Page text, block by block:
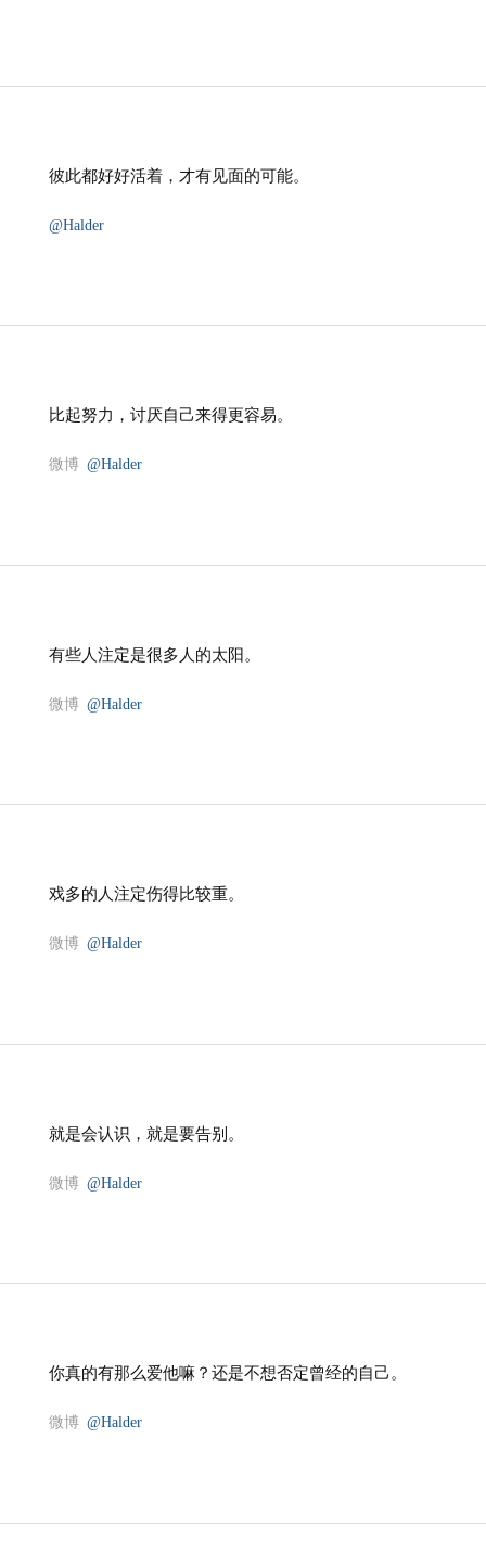
彼此都好好活着，才有见面的可能。
@Halder
比起努力，讨厌自己来得更容易。
微博 @Halder
有些人注定是很多人的太阳。
微博 @Halder
戏多的人注定伤得比较重。
微博 @Halder
就是会认识，就是要告别。
微博 @Halder
你真的有那么爱他嘛？还是不想否定曾经的自己。
微博 @Halder